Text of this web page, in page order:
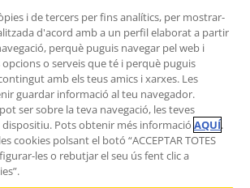
de l'Àrea de Mobilitat?
butlletí.
i de tercers per fins analítics, per mostrar-
d'acord amb a un perfil elaborat a partir
perquè puguis navegar pel web i
o serveis que té i perquè puguis
amb els teus amics i xarxes. Les
guardar informació al teu navegador.
ser sobre la teva navegació, les teves
dispositiu. Pots obtenir més informació AQUÍ.
cookies polsant el botó “ACCEPTAR TOTES
les o rebutjar el seu ús fent clic a